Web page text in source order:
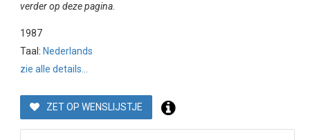
verder op deze pagina.
1987
Taal: Nederlands
zie alle details...
ZET OP WENSLIJSTJE